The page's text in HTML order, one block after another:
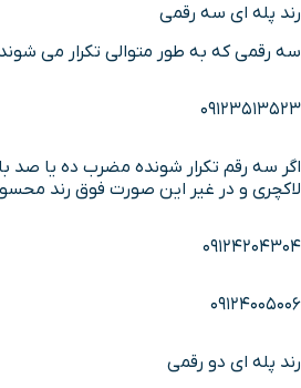
رند پله ای سه رقمی
سه رقمی که به طور متوالی تکرار می
09123513523
اگر سه رقم تکرار شونده مضرب ده یا صد
لاکچری و در غیر این صورت فوق رند
09124204304
09124005006
رند پله ای دو رقمی